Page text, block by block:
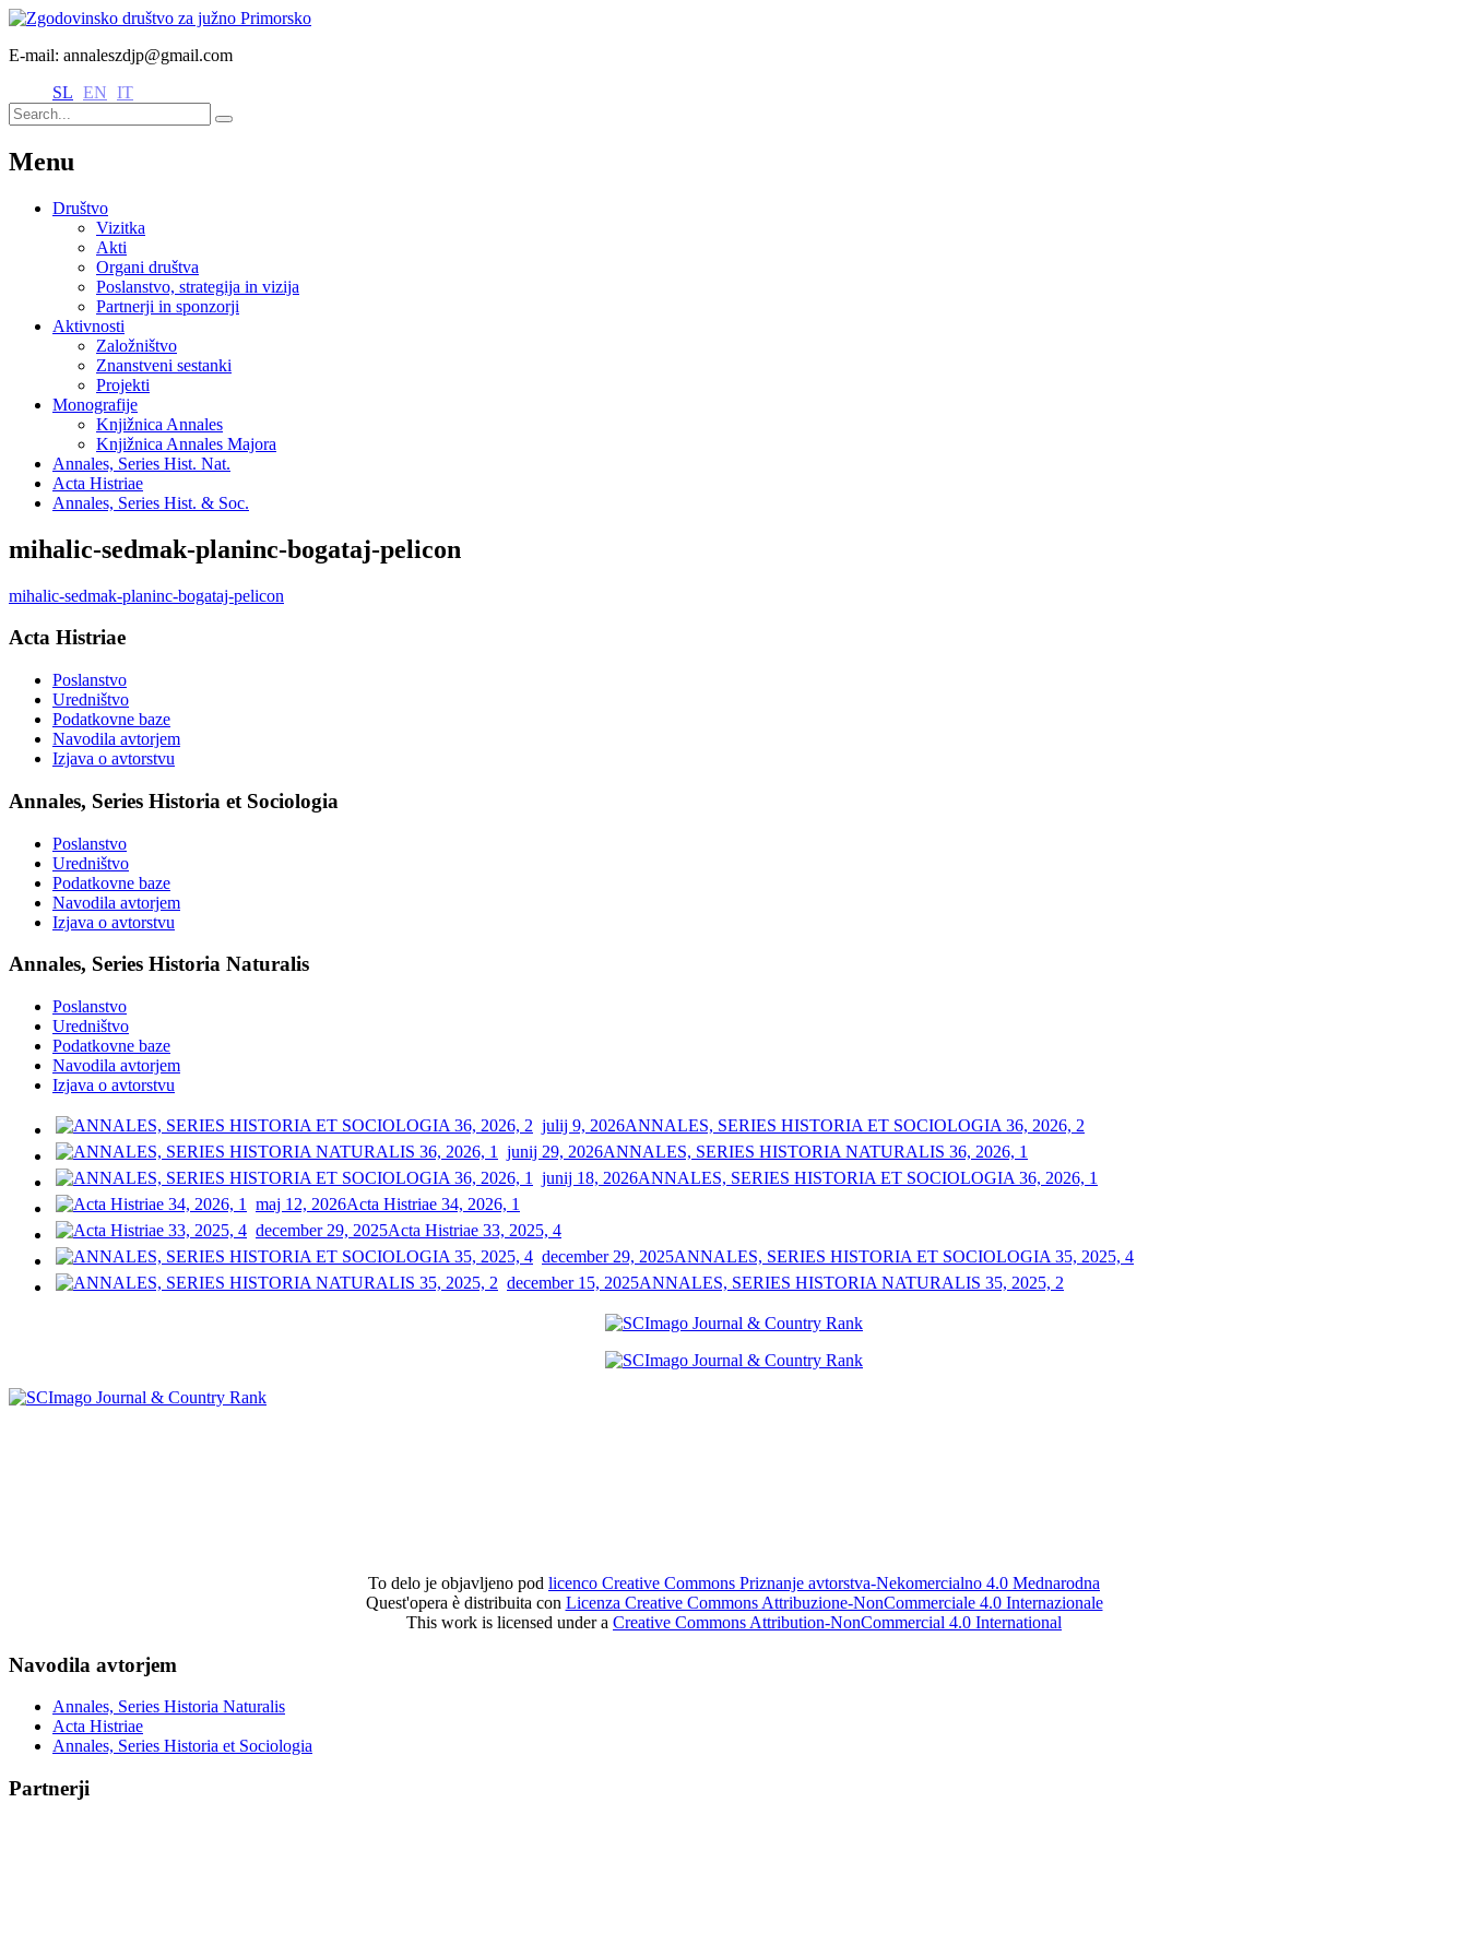
E-mail: annaleszdjp@gmail.com
SL EN IT
Menu
Društvo
Vizitka
Akti
Organi društva
Poslanstvo, strategija in vizija
Partnerji in sponzorji
Aktivnosti
Založništvo
Znanstveni sestanki
Projekti
Monografije
Knjižnica Annales
Knjižnica Annales Majora
Annales, Series Hist. Nat.
Acta Histriae
Annales, Series Hist. & Soc.
mihalic-sedmak-planinc-bogataj-pelicon
mihalic-sedmak-planinc-bogataj-pelicon
Acta Histriae
Poslanstvo
Uredništvo
Podatkovne baze
Navodila avtorjem
Izjava o avtorstvu
Annales, Series Historia et Sociologia
Poslanstvo
Uredništvo
Podatkovne baze
Navodila avtorjem
Izjava o avtorstvu
Annales, Series Historia Naturalis
Poslanstvo
Uredništvo
Podatkovne baze
Navodila avtorjem
Izjava o avtorstvu
julij 9, 2026ANNALES, SERIES HISTORIA ET SOCIOLOGIA 36, 2026, 2
junij 29, 2026ANNALES, SERIES HISTORIA NATURALIS 36, 2026, 1
junij 18, 2026ANNALES, SERIES HISTORIA ET SOCIOLOGIA 36, 2026, 1
maj 12, 2026Acta Histriae 34, 2026, 1
december 29, 2025Acta Histriae 33, 2025, 4
december 29, 2025ANNALES, SERIES HISTORIA ET SOCIOLOGIA 35, 2025, 4
december 15, 2025ANNALES, SERIES HISTORIA NATURALIS 35, 2025, 2
To delo je objavljeno pod licenco Creative Commons Priznanje avtorstva-Nekomercialno 4.0 Mednarodna
Quest'opera è distribuita con Licenza Creative Commons Attribuzione-NonCommerciale 4.0 Internazionale
This work is licensed under a Creative Commons Attribution-NonCommercial 4.0 International
Navodila avtorjem
Annales, Series Historia Naturalis
Acta Histriae
Annales, Series Historia et Sociologia
Partnerji